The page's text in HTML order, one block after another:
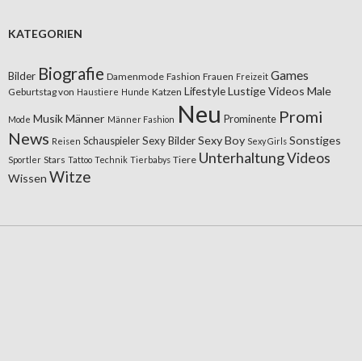
KATEGORIEN
Bilder Biografie Damenmode Fashion Frauen Freizeit Games
Geburtstag von Haustiere Hunde Katzen LifestyleLustige Videos Male
Mode MusikMänner Männer Fashion Neu Prominente Promi
News Reisen Schauspieler Sexy BilderSexy Boy Sexy Girls Sonstiges
Sportler Stars Tattoo Technik Tierbabys Tiere UnterhaltungVideos
Wissen Witze